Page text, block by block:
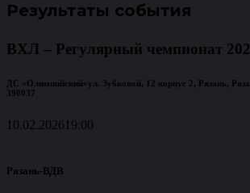
Результаты события
ВХЛ – Регулярный чемпионат
ДС «Олимпийский»ул. Зубковой, 12 корпус 2, Рязань,
390037
10.02.2026 19:00
Рязань-ВДВ